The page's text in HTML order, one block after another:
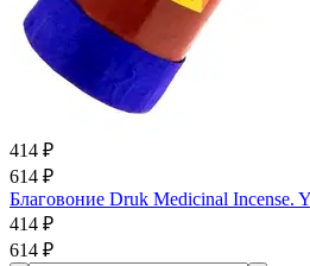
414 ₽
614 ₽
Благовоние Druk Medicinal Incense.
414 ₽
614 ₽